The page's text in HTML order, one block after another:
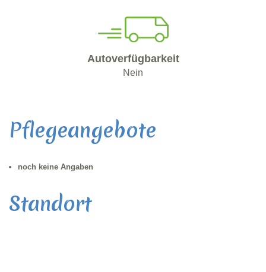
Autoverfügbarkeit
Nein
Pflegeangebote
noch keine Angaben
Standort